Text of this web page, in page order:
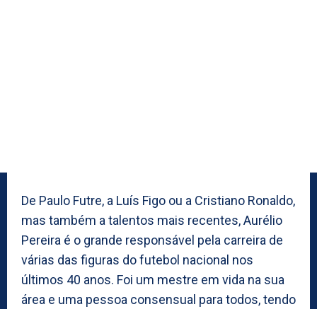
De Paulo Futre, a Luís Figo ou a Cristiano Ronaldo,
mas também a talentos mais recentes, Aurélio
Pereira é o grande responsável pela carreira de
várias das figuras do futebol nacional nos
últimos 40 anos. Foi um mestre em vida na sua
área e uma pessoa consensual para todos, tendo